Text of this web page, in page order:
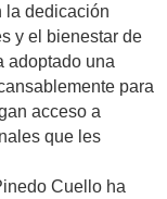
la dedicación
y el bienestar de
adoptado una
para
acceso a
que les
Cuello ha